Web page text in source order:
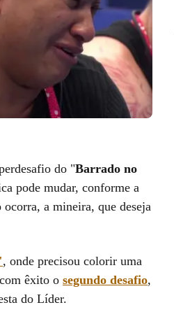
do "Barrado no
pode mudar, conforme a
a mineira, que deseja
, onde precisou colorir uma
êxito o segundo desafio,
do Líder.